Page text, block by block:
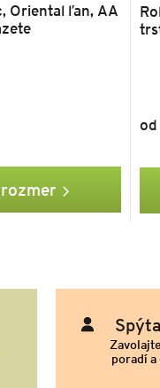
Oriental ľan, AA
od
poradí